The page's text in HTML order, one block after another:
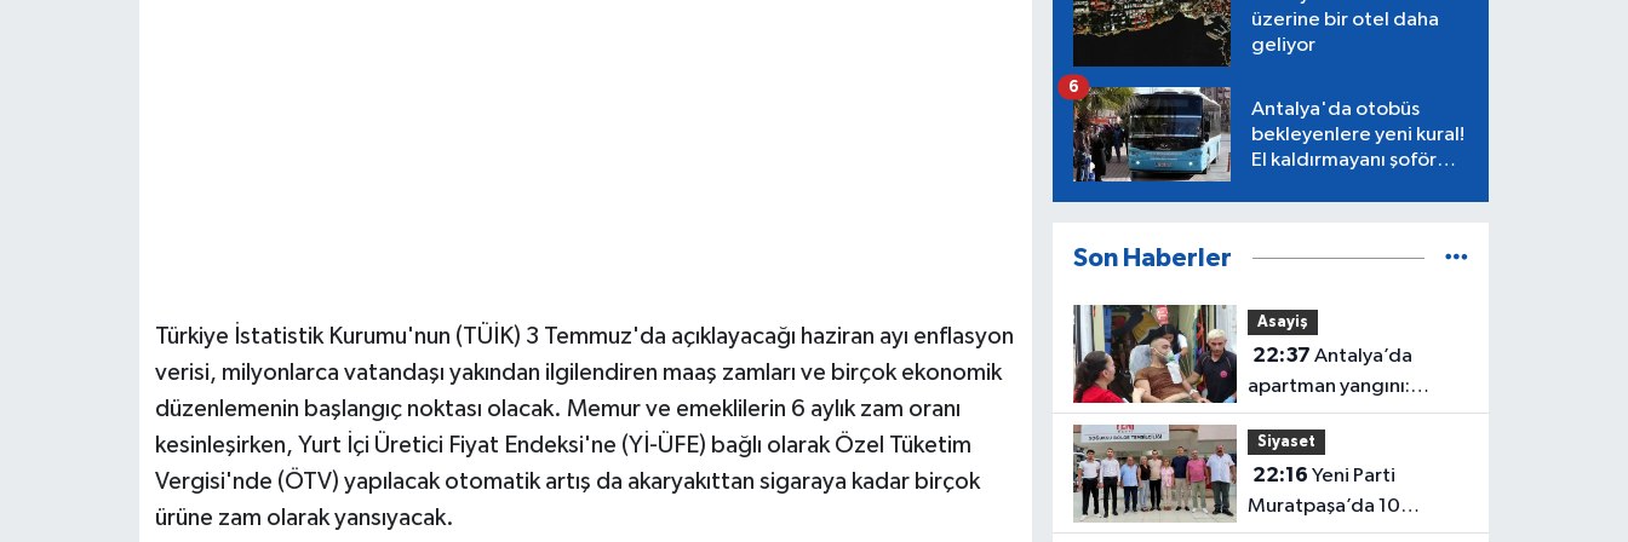
Türkiye İstatistik Kurumu'nun (TÜİK) 3 Temmuz'da açıklayacağı haziran ayı enflasyon
verisi, milyonlarca vatandaşı yakından ilgilendiren maaş zamları ve birçok ekonomik
düzenlemenin başlangıç noktası olacak. Memur ve emeklilerin 6 aylık zam oranı
kesinleşirken, Yurt İçi Üretici Fiyat Endeksi'ne (Yİ-ÜFE) bağlı olarak Özel Tüketim
Vergisi'nde (ÖTV) yapılacak otomatik artış da akaryakıttan sigaraya kadar birçok
ürüne zam olarak yansıyacak.
üzerine bir otel daha
geliyor
Antalya'da otobüs
bekleyenlere yeni kural!
El kaldırmayanı şoför
6
Son Haberler
Asayiş
22:37
apartman yangını:
Mahsur kalan aile
kurtarıldı
Siyaset
22:16
Muratpaşa’da 10
belediye meclis üyesiyle